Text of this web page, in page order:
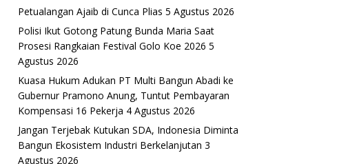
Petualangan Ajaib di Cunca Plias 5 Agustus 2026
Polisi Ikut Gotong Patung Bunda Maria Saat
Prosesi Rangkaian Festival Golo Koe 2026 5
Agustus 2026
Kuasa Hukum Adukan PT Multi Bangun Abadi ke
Gubernur Pramono Anung, Tuntut Pembayaran
Kompensasi 16 Pekerja 4 Agustus 2026
Jangan Terjebak Kutukan SDA, Indonesia Diminta
Bangun Ekosistem Industri Berkelanjutan 3
Agustus 2026